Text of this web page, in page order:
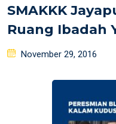
SMAKKK
Ruang Ibadah
Posted
November 29, 2016